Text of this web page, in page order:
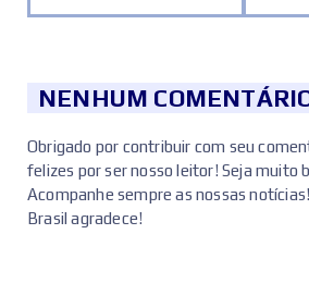
NENHUM
Obrigado por contribuir com seu
felizes por ser nosso leitor! Seja muito
Acompanhe sempre as nossas
Brasil agradece!